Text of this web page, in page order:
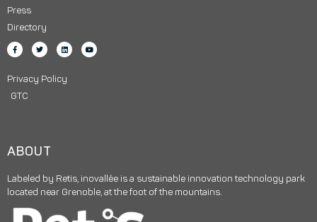
Press
Directory
Privacy Policy
GTC
ABOUT
Labeled by Retis, inovallée is a sustainable innovation technology park
located near Grenoble, at the foot of the mountains.